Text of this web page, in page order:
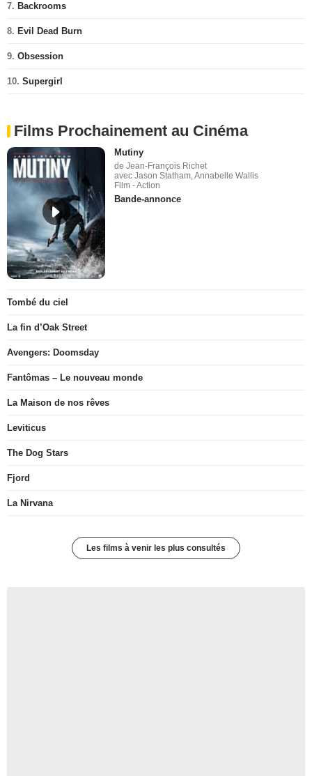
7. Backrooms
8. Evil Dead Burn
9. Obsession
10. Supergirl
Films Prochainement au Cinéma
Mutiny
de Jean-François Richet
avec Jason Statham, Annabelle Wallis
Film - Action
Bande-annonce
Tombé du ciel
La fin d’Oak Street
Avengers: Doomsday
Fantômas – Le nouveau monde
La Maison de nos rêves
Leviticus
The Dog Stars
Fjord
La Nirvana
Les films à venir les plus consultés